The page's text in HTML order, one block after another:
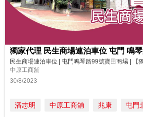
獨家代理 民生商場連泊車位 屯門 鳴
中原工商舖
30/8/2023
潘志明 中原工商舖 兆康 屯門